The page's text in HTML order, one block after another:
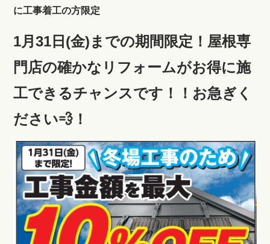
に工事着工の方限定
1月31日(金)までの期間限定！屋根専
門店の確かなリフォームがお得に施
工できるチャンスです！！お急ぎく
ださい💨 ！